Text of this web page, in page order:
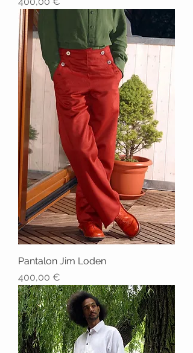
Pantalon Jim Loden
Prix
400,00 €